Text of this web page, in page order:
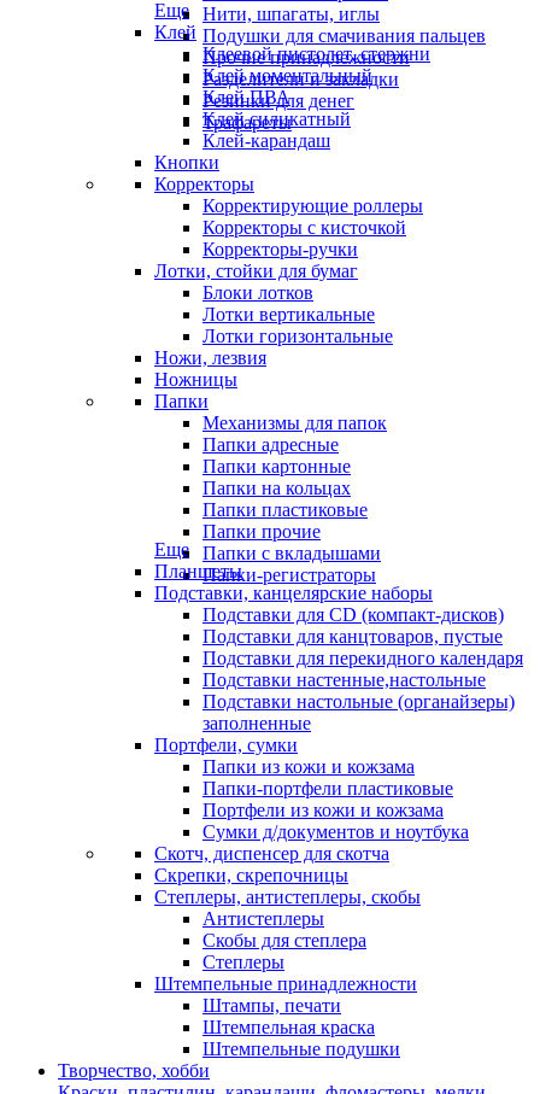
Нити, шпагаты, иглы
Подушки для смачивания пальцев
Прочие принадлежности
Разделители и закладки
Резинки для денег
Трафареты
Еще
Клей
Клеевой пистолет, стержни
Клей моментальный
Клей ПВА
Клей силикатный
Клей-карандаш
Кнопки
Корректоры
Корректирующие роллеры
Корректоры с кисточкой
Корректоры-ручки
Лотки, стойки для бумаг
Блоки лотков
Лотки вертикальные
Лотки горизонтальные
Ножи, лезвия
Ножницы
Папки
Механизмы для папок
Папки адресные
Папки картонные
Папки на кольцах
Папки пластиковые
Папки прочие
Папки с вкладышами
Папки-регистраторы
Еще
Планшеты
Подставки, канцелярские наборы
Подставки для CD (компакт-дисков)
Подставки для канцтоваров, пустые
Подставки для перекидного календаря
Подставки настенные,настольные
Подставки настольные (органайзеры)
заполненные
Портфели, сумки
Папки из кожи и кожзама
Папки-портфели пластиковые
Портфели из кожи и кожзама
Сумки д/документов и ноутбука
Скотч, диспенсер для скотча
Скрепки, скрепочницы
Степлеры, антистеплеры, скобы
Антистеплеры
Скобы для степлера
Степлеры
Штемпельные принадлежности
Штампы, печати
Штемпельная краска
Штемпельные подушки
Творчество, хобби